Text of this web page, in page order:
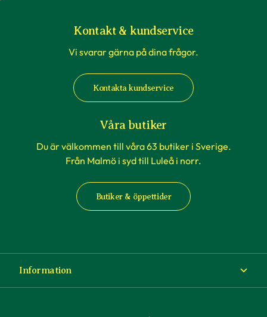
Kontakt & kundservice
Vi svarar gärna på dina frågor.
Kontakta kundservice
Våra butiker
Du är välkommen till våra 63 butiker i Sverige.
Från Malmö i syd till Luleå i norr.
Butiker & öppettider
Information